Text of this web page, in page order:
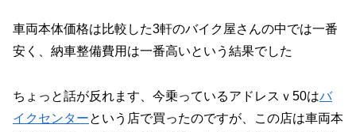
車両本体価格は比較した3軒のバイク屋さんの中では一番
安く、納車整備費用は一番高いという結果でした
ちょっと話が反れます、今乗っているアドレスｖ50はバ
イクセンターという店で買ったのですが、この店は車両本